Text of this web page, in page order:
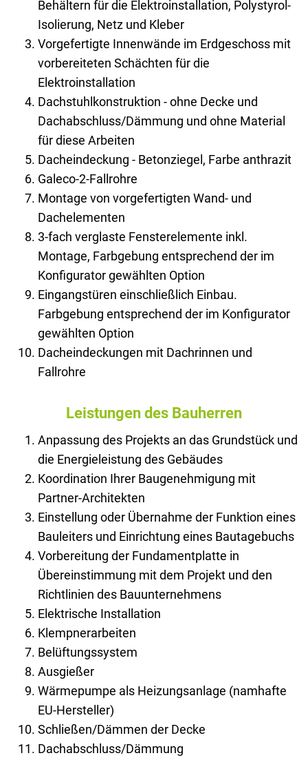
Behältern für die Elektroinstallation, Polystyrol-
Isolierung, Netz und Kleber
Vorgefertigte Innenwände im Erdgeschoss mit
vorbereiteten Schächten für die
Elektroinstallation
Dachstuhlkonstruktion - ohne Decke und
Dachabschluss/Dämmung und ohne Material
für diese Arbeiten
Dacheindeckung - Betonziegel, Farbe anthrazit
Galeco-2-Fallrohre
Montage von vorgefertigten Wand- und
Dachelementen
3-fach verglaste Fensterelemente inkl.
Montage, Farbgebung entsprechend der im
Konfigurator gewählten Option
Eingangstüren einschließlich Einbau.
Farbgebung entsprechend der im Konfigurator
gewählten Option
Dacheindeckungen mit Dachrinnen und
Fallrohre
Leistungen des Bauherren
Anpassung des Projekts an das Grundstück und
die Energieleistung des Gebäudes
Koordination Ihrer Baugenehmigung mit
Partner-Architekten
Einstellung oder Übernahme der Funktion eines
Bauleiters und Einrichtung eines Bautagebuchs
Vorbereitung der Fundamentplatte in
Übereinstimmung mit dem Projekt und den
Richtlinien des Bauunternehmens
Elektrische Installation
Klempnerarbeiten
Belüftungssystem
Ausgießer
Wärmepumpe als Heizungsanlage (namhafte
EU-Hersteller)
Schließen/Dämmen der Decke
Dachabschluss/Dämmung